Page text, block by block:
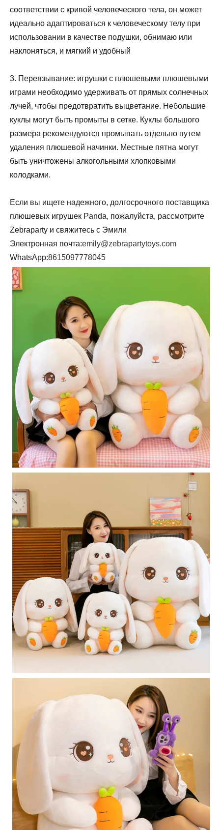
соответствии с кривой человеческого тела, он может
идеально адаптироваться к человеческому телу при
использовании в качестве подушки, обнимаю или
наклоняться, и мягкий и удобный
3. Переязывание: игрушки с плюшевыми плюшевыми
играми необходимо удерживать от прямых солнечных
лучей, чтобы предотвратить выцветание. Небольшие
куклы могут быть промыты в сетке. Куклы большого
размера рекомендуются промывать отдельно путем
удаления плюшевой начинки. Местные пятна могут
быть уничтожены алкогольными хлопковыми
колодками.
Если вы ищете надежного, долгосрочного поставщика
плюшевых игрушек Panda, пожалуйста, рассмотрите
Zebraparty и свяжитесь с Эмили
Электронная почта:emily@zebrapartytoys.com
WhatsApp:8615097778045